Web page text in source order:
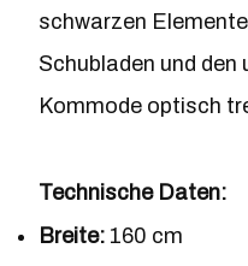
schwarzen
Schubladen und
Kommode optisch
Technische Daten:
Breite: 160 cm